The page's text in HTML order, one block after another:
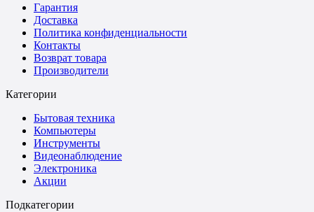
Гарантия
Доставка
Политика конфиденциальности
Контакты
Возврат товара
Производители
Категории
Бытовая техника
Компьютеры
Инструменты
Видеонаблюдение
Электроника
Акции
Подкатегории